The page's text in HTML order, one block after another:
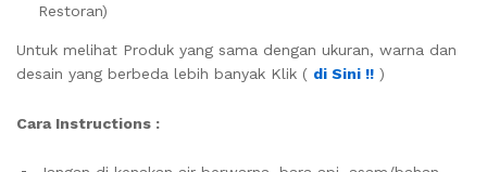
Restoran)
Untuk melihat Produk yang sama dengan ukuran, warna dan
desain yang berbeda lebih banyak Klik ( di Sini !! )
Cara Instructions :